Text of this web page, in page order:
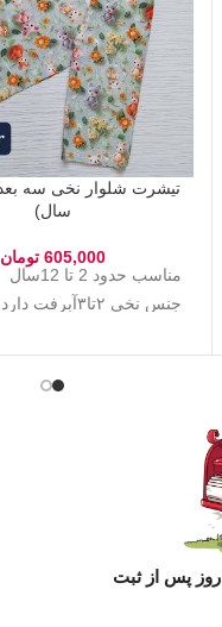
سال)
605,000 تومان
مناسب حدود 2 تا 12سال
جنس نخی ۲تا۳آبرفت دارد
ارسال با پست پیشتاز 2 روز پس از ثبت